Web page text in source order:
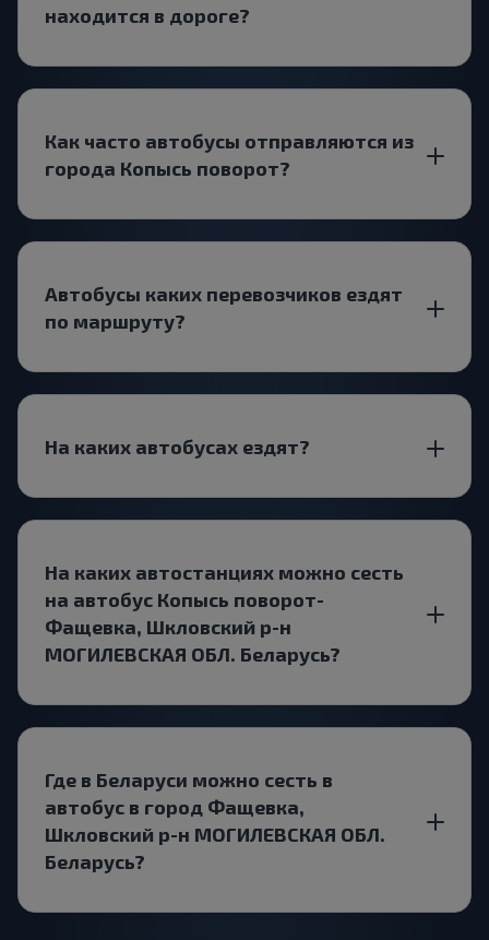
находится в дороге?
Как часто автобусы отправляются из
города Копысь поворот?
Автобусы каких перевозчиков ездят
по маршруту?
На каких автобусах ездят?
На каких автостанциях можно сесть
на автобус Копысь поворот-
Фащевка, Шкловский р-н
МОГИЛЕВСКАЯ ОБЛ. Беларусь?
Где в Беларуси можно сесть в
автобус в город Фащевка,
Шкловский р-н МОГИЛЕВСКАЯ ОБЛ.
Беларусь?